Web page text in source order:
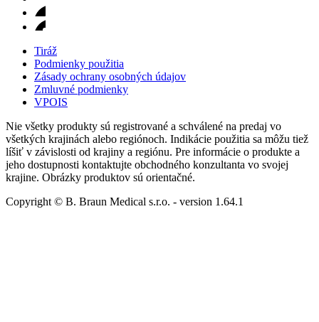
Tiráž
Podmienky použitia
Zásady ochrany osobných údajov
Zmluvné podmienky
VPOIS
Nie všetky produkty sú registrované a schválené na predaj vo
všetkých krajinách alebo regiónoch. Indikácie použitia sa môžu tiež
líšiť v závislosti od krajiny a regiónu. Pre informácie o produkte a
jeho dostupnosti kontaktujte obchodného konzultanta vo svojej
krajine. Obrázky produktov sú orientačné.
Copyright © B. Braun Medical s.r.o. - version 1.64.1